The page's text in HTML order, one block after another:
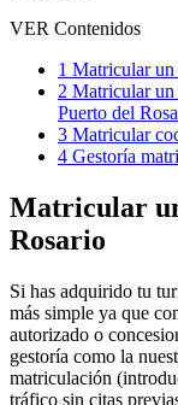
VER Contenidos
1 Matricular un
2 Matricular un
Puerto del
3 Matricular
4 Gestoría
Matricular
Rosario
Si has adquirido tu
más simple ya que
autorizado o
gestoría como la
matriculación
tráfico sin citas